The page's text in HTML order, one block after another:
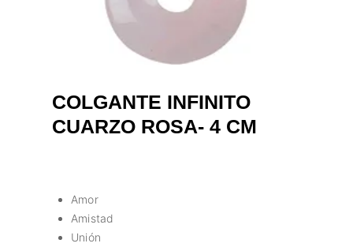
COLGANTE INFINITO
CUARZO ROSA- 4 CM
Amor
Amistad
Unión